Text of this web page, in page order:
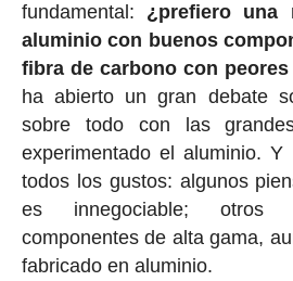
fundamental: ¿prefiero una
aluminio con buenos
fibra de carbono con
ha abierto un gran debate
sobre todo con las
experimentado el aluminio.
todos los gustos: algunos
es innegociable; otros
componentes de alta gama,
fabricado en aluminio.